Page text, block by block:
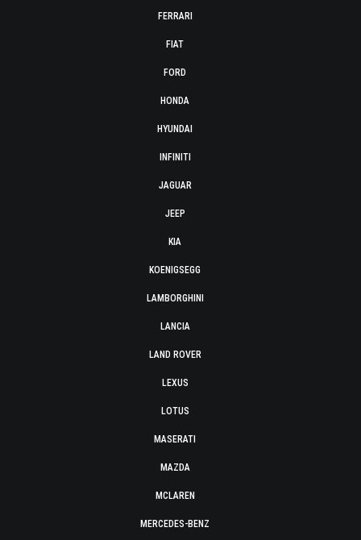
FERRARI
FIAT
FORD
HONDA
HYUNDAI
INFINITI
JAGUAR
JEEP
KIA
KOENIGSEGG
LAMBORGHINI
LANCIA
LAND ROVER
LEXUS
LOTUS
MASERATI
MAZDA
MCLAREN
MERCEDES-BENZ